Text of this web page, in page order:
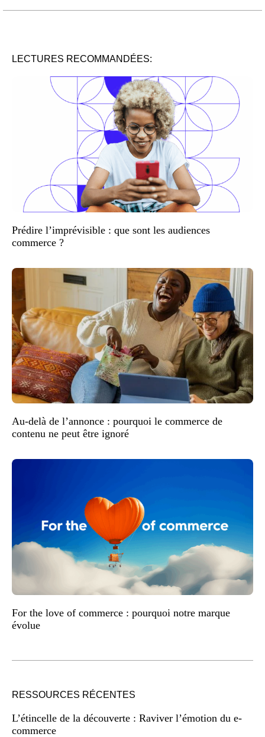
LECTURES RECOMMANDÉES:
Prédire l’imprévisible : que sont les audiences
commerce ?
Au-delà de l’annonce : pourquoi le commerce de
contenu ne peut être ignoré
For the love of commerce : pourquoi notre marque
évolue
RESSOURCES RÉCENTES
L’étincelle de la découverte : Raviver l’émotion du e-
commerce